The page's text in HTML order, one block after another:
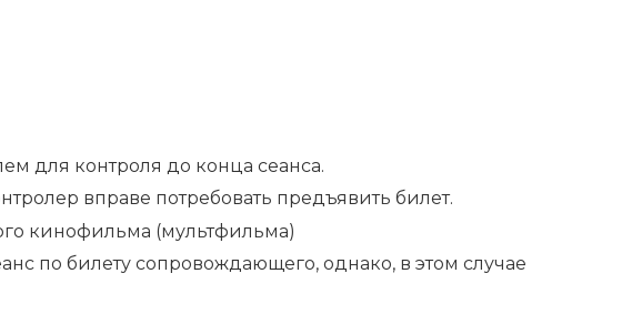
для контроля до конца сеанса.
вправе потребовать предъявить билет.
кинофильма (мультфильма)
по билету сопровождающего, однако, в этом случае